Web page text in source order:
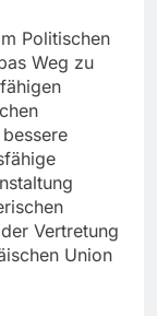
Politischen
Weg zu
Vertretung
Union